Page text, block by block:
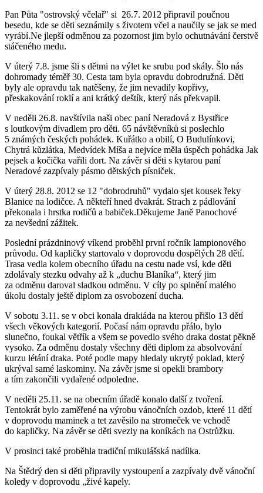
Pan Půta "ostrovský včelař" si 26.7. 2012 připravil poučnou
besedu, kde se děti seznámily s životem včel a naučily se jak se med
vyrábí.Ne jlepší odměnou za pozornost jim bylo ochutnávání čerstvě
stáčeného medu.
V úterý 7.8. jsme šli s dětmi na výlet ke srubu pod skály. Šlo nás
dohromady téměř 30. Cesta tam byla opravdu dobrodružná. Děti
byly ale opravdu tak natěšeny, že jim nevadily kopřivy,
přeskakování roklí a ani krátký deštík, který nás překvapil.
V neděli 26.8. navštívila naši obec paní Neradová z Bystřice
s loutkovým divadlem pro děti. 65 návštěvníků si poslechlo
5 známých českých pohádek. Kuřátko a obilí, O Budulínkovi,
Chytrá kůzlátka, Medvídek Míša a nejvíce měla úspěch pohádka Jak
pejsek a kočička vařili dort. Na závěr si děti s kytarou paní
Neradové zazpívaly pásmo dětských písniček.
V úterý 28.8. 2012 se 12 "dobrodruhů" vydalo sjet kousek řeky
Blanice na lodičce. A někteří hned dvakrát. Strach z pádlování
překonala i hrstka rodičů a babiček.Děkujeme Janě Panochové
za nevšední zážitek.
Poslední prázdninový víkend proběhl první ročník lampionového
průvodu. Od kapličky startovalo v doprovodu dospělých 28 dětí.
Trasa vedla kolem obecního úřadu na cestu nade vsí, kde děti
zdolávaly stezku odvahy až k „duchu Blaníka“, který jim
za odměnu daroval sladkou odměnu. V cíly po splnění malého
úkolu dostaly ještě diplom za osvobození ducha.
V sobotu 3.11. se v obci konala drakiáda na kterou přišlo 13 dětí
všech věkových kategorií. Počasí nám opravdu přálo, bylo
slunečno, foukal větřík a všem se povedlo svého draka dostat pěkně
vysoko. Za odměnu dostaly všechny děti diplom za absolvování
kurzu létání draka. Poté podle mapy hledaly ukrytý poklad, který
ukrýval samé laskominy. Na závěr jsme si opekli brambory
a tím zakončili vydařené odpoledne.
V neděli 25.11. se na obecním úřadě konalo další z tvoření.
Tentokrát bylo zaměřené na výrobu vánočních ozdob, které 11 dětí
v doprovodu maminek a tet zavěsilo na stromeček ve vchodě
do kapličky. Na závěr se děti svezly na koníkách na Ostrůžku.
V prosinci také proběhla tradiční mikulášská nadílka.
Na Štědrý den si děti připravily vystoupení a zazpívaly dvě vánoční
koledy v doprovodu „živé kapely.